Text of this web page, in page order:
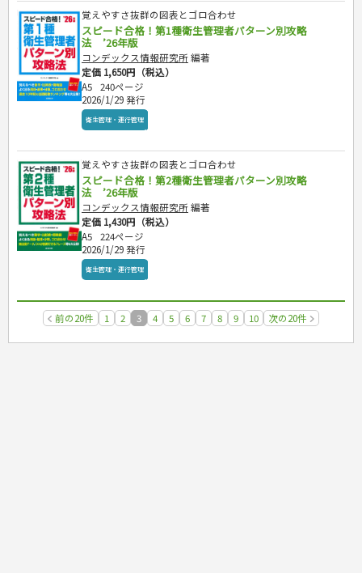
覚えやすさ抜群の図表とゴロ合わせ
スピード合格！第1種衛生管理者パターン別攻略
法 ’26年版
コンデックス情報研究所編著
定価 1,650円（税込）
A5
240ページ
2026/1/29 発行
衛生管理・運行管理
覚えやすさ抜群の図表とゴロ合わせ
スピード合格！第2種衛生管理者パターン別攻略
法 ’26年版
コンデックス情報研究所編著
定価 1,430円（税込）
A5
224ページ
2026/1/29 発行
衛生管理・運行管理
前の20件 1 2 3 4 5 6 7 8 9 10 次の20件